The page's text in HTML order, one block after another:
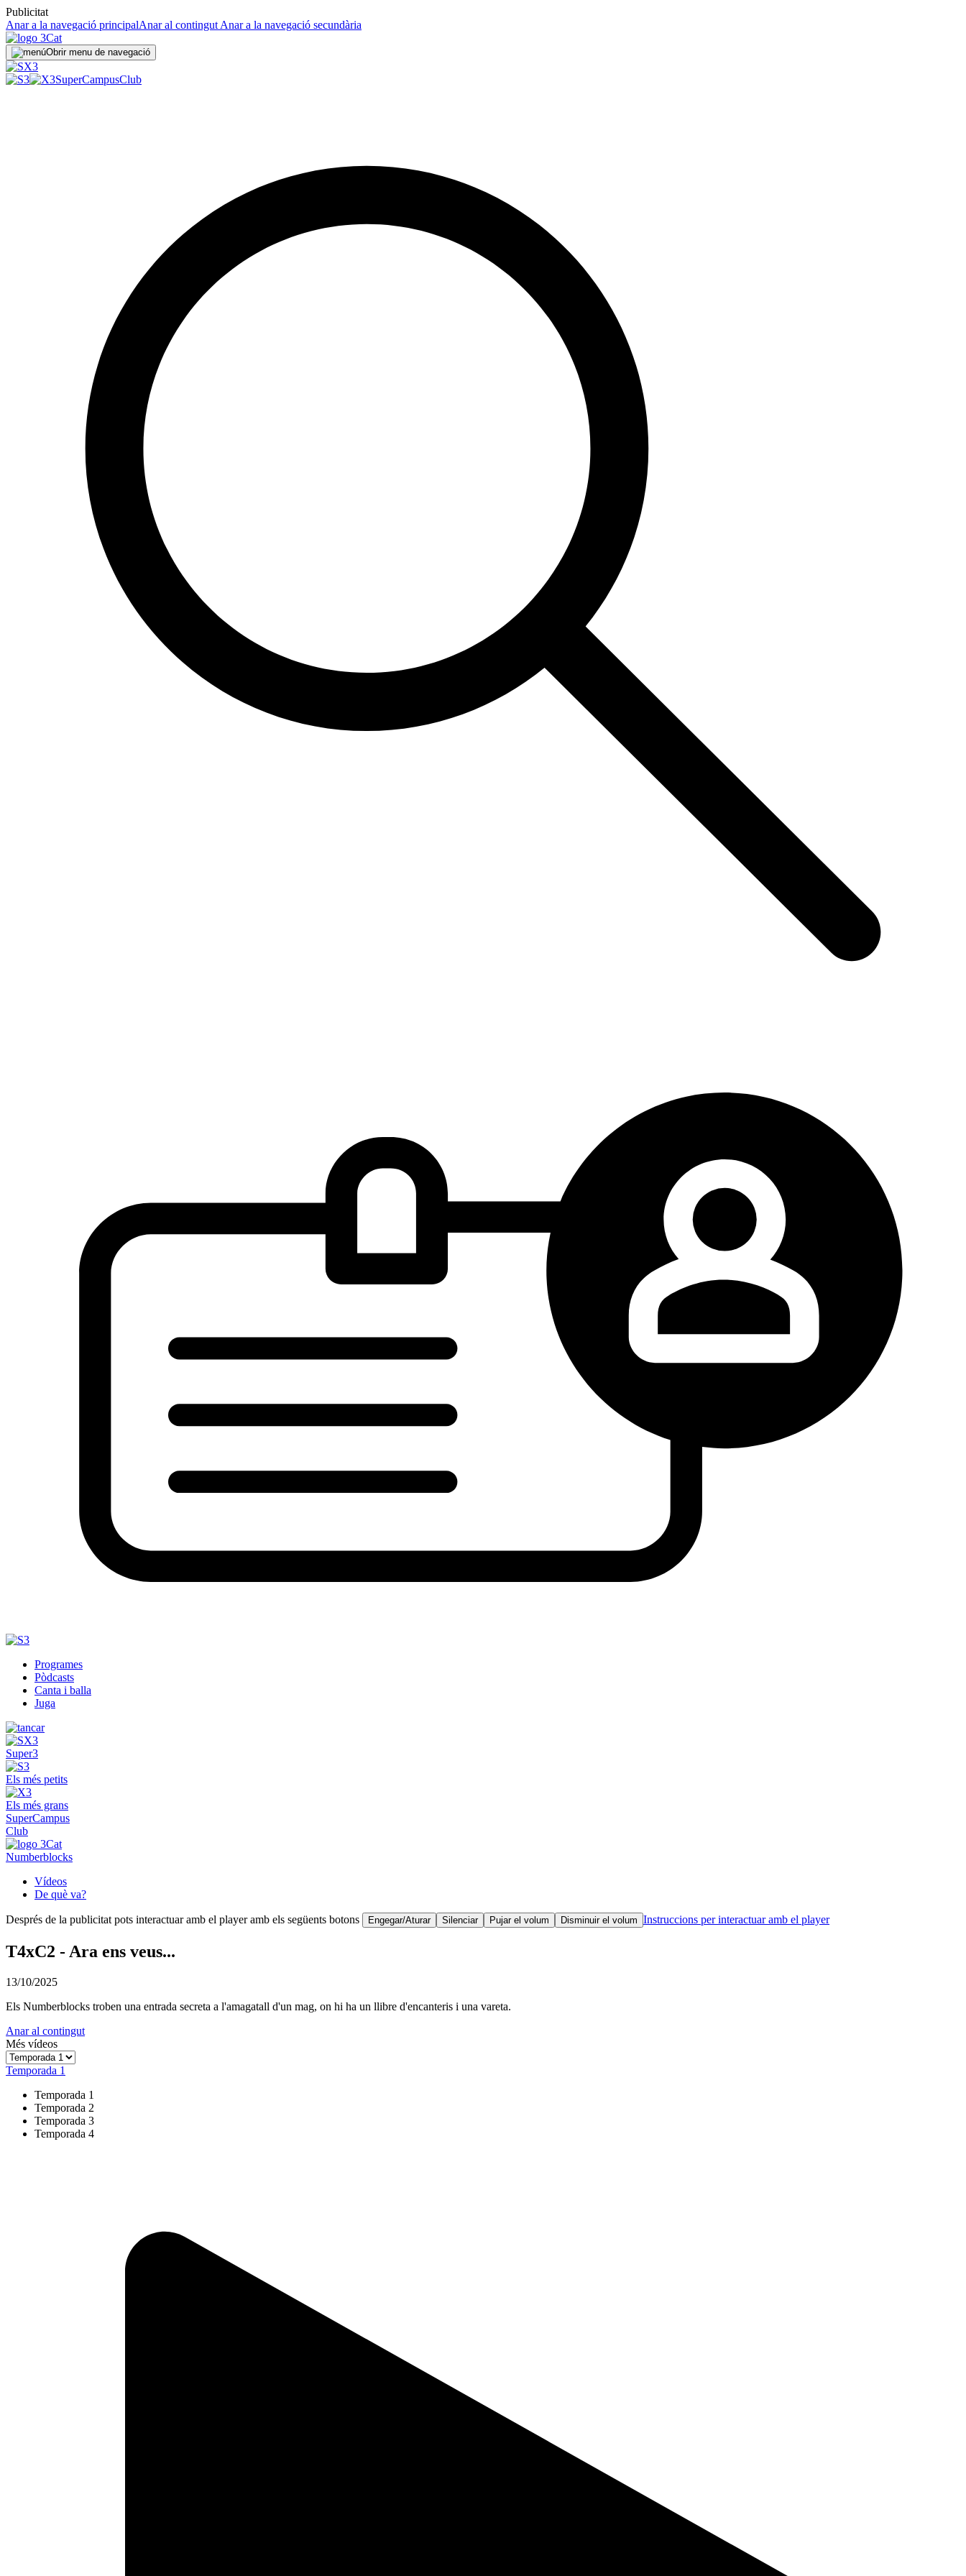
Publicitat
Anar a la navegació principalAnar al contingut Anar a la navegació secundària
Obrir menu de navegació
SuperCampusClub
Programes
Pòdcasts
Canta i balla
Juga
Super3
Els més petits
Els més grans
SuperCampus
Club
Numberblocks
Vídeos
De què va?
Després de la publicitat pots interactuar amb el player amb els següents botons Engegar/Aturar Silenciar Pujar el volum Disminuir el volum Instruccions per interactuar amb el player
T4xC2 - Ara ens veus...
13/10/2025
Els Numberblocks troben una entrada secreta a l'amagatall d'un mag, on hi ha un llibre d'encanteris i una vareta.
Anar al contingut
Més vídeos
Temporada 1
Temporada 1
Temporada 2
Temporada 3
Temporada 4